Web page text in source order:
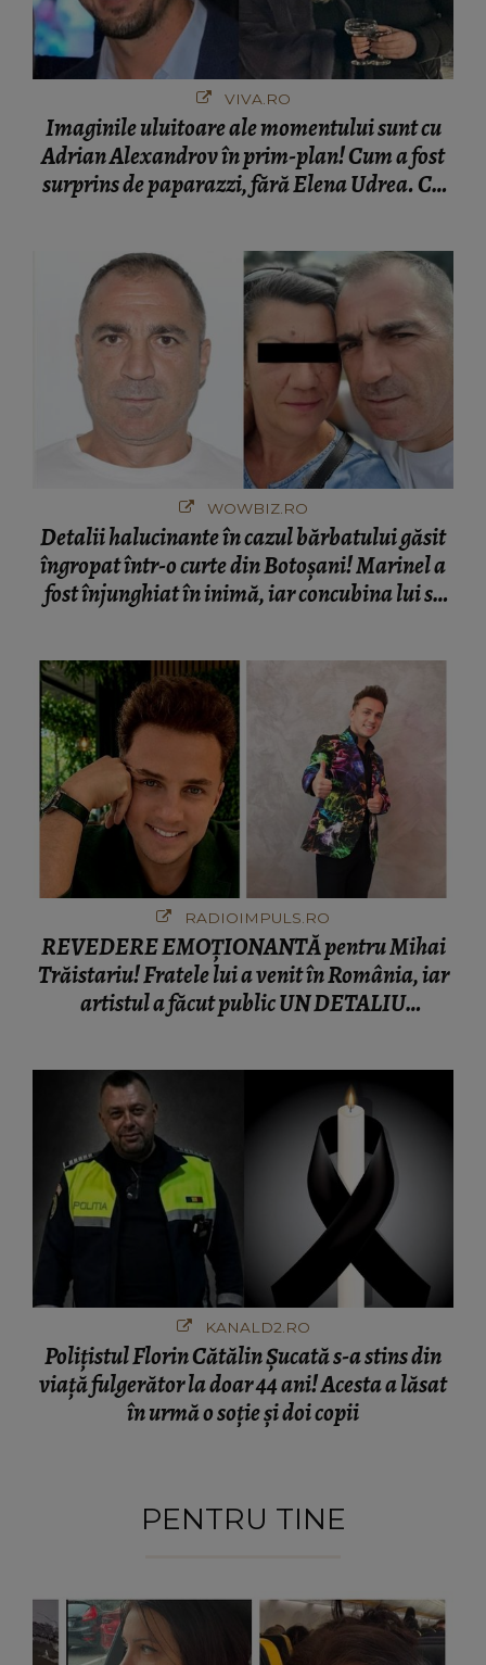
VIVA.RO
Imaginile uluitoare ale momentului sunt cu
Adrian Alexandrov în prim-plan! Cum a fost
surprins de paparazzi, fără Elena Udrea. Cu
WOWBIZ.RO
Detalii halucinante în cazul bărbatului găsit
îngropat într-o curte din Botoșani! Marinel a
fost înjunghiat în inimă, iar concubina lui se
RADIOIMPULS.RO
REVEDERE EMOȚIONANTĂ pentru Mihai
Trăistariu! Fratele lui a venit în România, iar
artistul a făcut public UN DETALIU
KANALD2.RO
Polițistul Florin Cătălin Șucată s-a stins din
viață fulgerător la doar 44 ani! Acesta a lăsat
în urmă o soție și doi copii
PENTRU TINE